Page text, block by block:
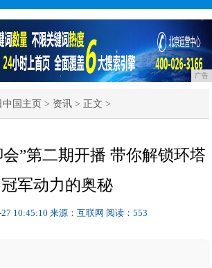
广告
中国主页 > 资讯 > 正文 >
会”第二期开播 带你解锁环塔
冠军动力的奥秘
10:45:10 来源：互联网 阅读：553